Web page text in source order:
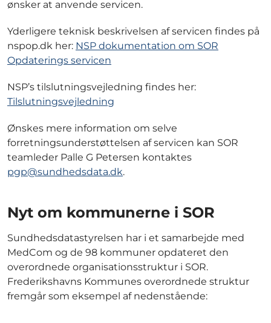
ønsker at anvende servicen.
Yderligere teknisk beskrivelsen af servicen findes på
nspop.dk her: NSP dokumentation om SOR
Opdaterings servicen
NSP’s tilslutningsvejledning findes her:
Tilslutningsvejledning
Ønskes mere information om selve
forretningsunderstøttelsen af servicen kan SOR
teamleder Palle G Petersen kontaktes
pgp@sundhedsdata.dk.
Nyt om kommunerne i SOR
Sundhedsdatastyrelsen har i et samarbejde med
MedCom og de 98 kommuner opdateret den
overordnede organisationsstruktur i SOR.
Frederikshavns Kommunes overordnede struktur
fremgår som eksempel af nedenstående: